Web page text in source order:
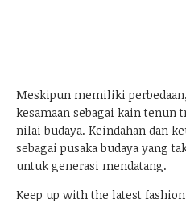
Meskipun memiliki
kesamaan sebagai kain tenun
nilai budaya. Keindahan dan
sebagai pusaka budaya yang
untuk generasi mendatang.
Keep up with the latest